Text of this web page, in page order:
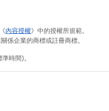
內容授權》中的授權所規範。
係企業的商標或註冊商標。
時間)。